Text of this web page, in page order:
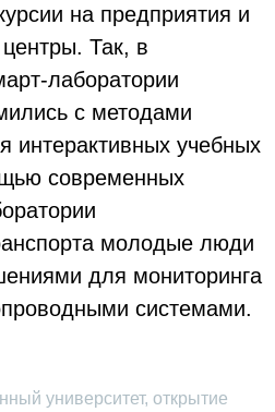
на предприятия и
Так, в
лаборатории
с методами
интерактивных учебных
современных
молодые люди
для мониторинга
системами.
университет, открытие